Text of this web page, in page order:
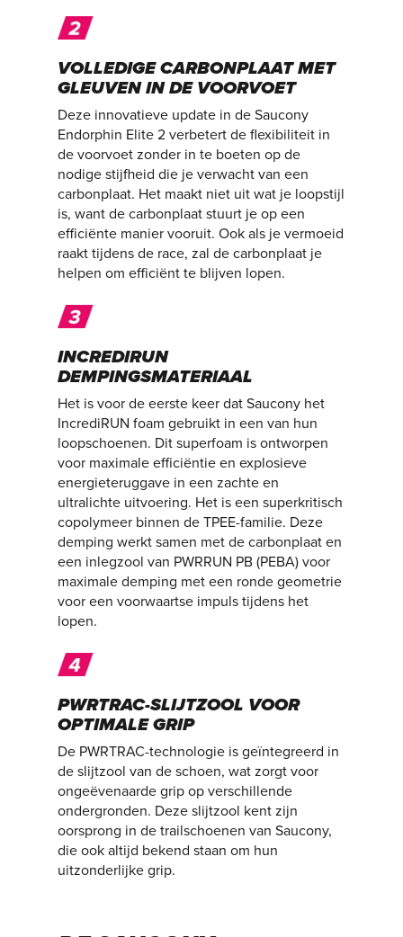
VOLLEDIGE CARBONPLAAT MET
GLEUVEN IN DE VOORVOET
Deze innovatieve update in de Saucony
Endorphin Elite 2 verbetert de flexibiliteit in
de voorvoet zonder in te boeten op de
nodige stijfheid die je verwacht van een
carbonplaat. Het maakt niet uit wat je loopstijl
is, want de carbonplaat stuurt je op een
efficiënte manier vooruit. Ook als je vermoeid
raakt tijdens de race, zal de carbonplaat je
helpen om efficiënt te blijven lopen.
INCREDIRUN
DEMPINGSMATERIAAL
Het is voor de eerste keer dat Saucony het
IncrediRUN foam gebruikt in een van hun
loopschoenen. Dit superfoam is ontworpen
voor maximale efficiëntie en explosieve
energieteruggave in een zachte en
ultralichte uitvoering. Het is een superkritisch
copolymeer binnen de TPEE-familie. Deze
demping werkt samen met de carbonplaat en
een inlegzool van PWRRUN PB (PEBA) voor
maximale demping met een ronde geometrie
voor een voorwaartse impuls tijdens het
lopen.
PWRTRAC-SLIJTZOOL VOOR
OPTIMALE GRIP
De PWRTRAC-technologie is geïntegreerd in
de slijtzool van de schoen, wat zorgt voor
ongeëvenaarde grip op verschillende
ondergronden. Deze slijtzool kent zijn
oorsprong in de trailschoenen van Saucony,
die ook altijd bekend staan om hun
uitzonderlijke grip.